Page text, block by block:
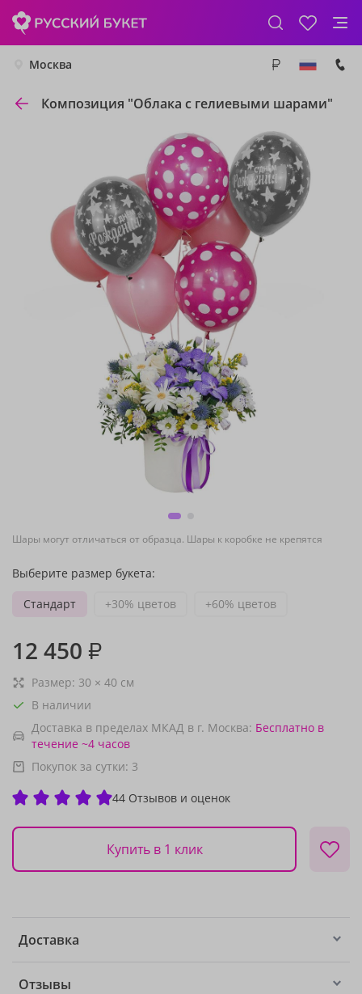
Москва
Композиция "Облака с гелиевыми шарами"
Шары могут отличаться от образца. Шары к коробке не крепятся
Выберите размер букета:
Стандарт
+30% цветов +60% цветов
12 450 ₽
Размер: 30 × 40 см
В наличии
Доставка в пределах МКАД в г. Москва: Бесплатно в
течение ~4 часов
Покупок за сутки: 3
44 Отзывов и оценок
Купить в 1 клик
Доставка
Отзывы